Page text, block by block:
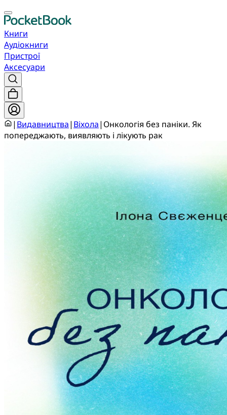
Книги
Аудіокниги
Пристрої
Аксесуари
| Видавництва| Віхола| Онкологія без паніки. Як
попереджають, виявляють і лікують рак